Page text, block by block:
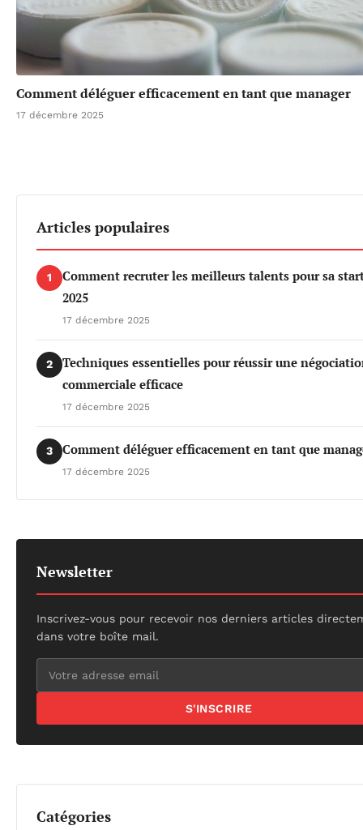
Comment déléguer efficacement en tant que manager
17 décembre 2025
Articles populaires
1
Comment recruter les meilleurs talents pour sa
2025
17 décembre 2025
2
Techniques essentielles pour réussir une
commerciale efficace
17 décembre 2025
3 Comment déléguer efficacement en tant que
17 décembre 2025
Newsletter
Inscrivez-vous pour recevoir nos derniers articles
dans votre boîte mail.
S'INSCRIRE
Catégories